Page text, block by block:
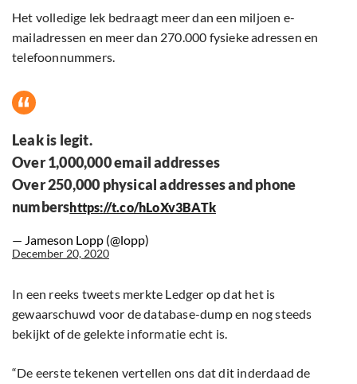
Het volledige lek bedraagt meer dan een miljoen e-
mailadressen en meer dan 270.000 fysieke adressen en
telefoonnummers.
Leak is legit.
Over 1,000,000 email addresses
Over 250,000 physical addresses and phone
numbershttps://t.co/hLoXv3BATk
— Jameson Lopp (@lopp)
December 20, 2020
In een reeks tweets merkte Ledger op dat het is
gewaarschuwd voor de database-dump en nog steeds
bekijkt of de gelekte informatie echt is.
“De eerste tekenen vertellen ons dat dit inderdaad de